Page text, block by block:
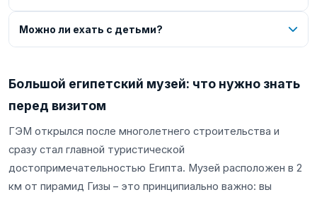
Можно ли ехать с детьми?
Большой египетский музей: что нужно знать
перед визитом
ГЭМ открылся после многолетнего строительства и
сразу стал главной туристической
достопримечательностью Египта. Музей расположен в 2
км от пирамид Гизы – это принципиально важно: вы